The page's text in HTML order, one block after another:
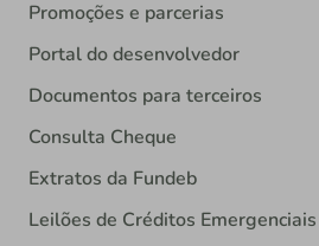
Promoções e parcerias
Portal do desenvolvedor
Documentos para terceiros
Consulta Cheque
Extratos da Fundeb
Leilões de Créditos Emergenciais